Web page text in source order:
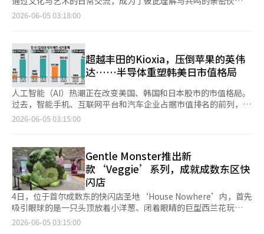
目的工业部需要理解AI半导体行业的特性，并在项目推进中加以反
映。一位业内人士表示：“即使国内无厂企业掌握了技术，如果没
出：“政府需要具体制定支持开发后续验证、量产和需求企业对接
的政策。”对此，工业部部长金正官表示：“我们将不遗余力地支
持研发、验证、量产、金融支持和制度改善，以确保开发的芯片能
够实际应用于汽车等主力行业的成品中。”※ 本报道经人工智能
（AI）系统翻译与编辑。
的会晤中，将重点讨论将英伟达的AI芯片解决方案与家电、机器人
及制造工艺相结合的方案。 在机器人领域的合作也将更加具体
比赛中担任投手和击球手。英伟达正在与斗山的主要子公司进行多
项合作，特别是与斗山机器人合作，计划在明年推出智能机器人解
决方案，并在2028年推出工业用人形机器人。 此外，黄仁勋还将
与NCsoft的代表金宅镇、克拉夫顿的董事长张炳圭等游戏行业人
士会晤，探讨AI PC芯片的合作以及数字人等下一代游戏市场的布
局。 英伟达在服务器端的AI运算领域处于全球领先地位，但在与现
实空间互动的物理AI领域竞争力不足。尽管其拥有强大
的“脑”（GPU），但缺乏驱动和学习所需的“现场数据”。 在
被认为是填补英伟达空白的最佳合作伙伴。 首尔大学计算机工程
系教授张炳卓表示：“黄仁勋的访韩意味着拥有大型制造基础设施
和优质产业数据的韩国，是物理AI生态系统的最佳试验场和战略合
作伙伴。”他指出：“当英伟达强大的计算能力与韩国企业的精密
制造技术和机器人数据结合时，真正的物理AI时代将会到来。”※
本报道经人工智能（AI）系统翻译与编辑。
伴。” 金惠京女士在4日于首尔德寿宫石雕殿举行的韩法建交140
合国军的一员，给予我们自由与和平的重要支持。法国青年们的崇
高牺牲与奉献将永远铭刻在我们人民的心中。在此，我再次表达深
深的感谢。” 她还提到：“法国人民热爱韩国的文化内容和K-
POP，而我们人民也通过维克多·雨果的文学以及莫奈、罗丹的艺
术作品高度评价法国的文学与艺术。希望今天的活动能够成为彼此
心灵相连、融为一体的珍贵时刻。” 当天的活动吸引了包括法国
驻韩国大使菲利普·贝尔图、文化体育观光部部长崔辉永、演员全
智贤、组合Stray Kids的菲利克斯等约80位两国重要人士及外交文
的朝法修好通商条约是两国外交关系的起点。”他还提到：“在今
年4月，埃马纽埃尔·马克龙总统的国宾访韩之际，两国关系提升
为全球战略伙伴关系，这将通过相互交流进一步增强两国的软实
力。” 活动中，女高音乔秀美与法国钢琴家大卫·卡杜希进行了
祝贺演出。 ※ 本报道经人工智能（AI）系统翻译与编辑。
2026-06-05 03:18:00
超越丰田的Kioxia，压倒苹果的英伟
达……半导体重塑韩美日市值格局
人工智能（AI）热潮正在改变美国、韩国和日本股市的市值格局。
过去，智能手机、互联网平台和汽车企业占据市值排名的前列，而
现在，AI半导体和内存企业正在引领市场。 根据韩国交易所的数
因AI半导体需求的扩大而大幅上涨，推动了指数的上升。在此期
间，三星电子的股价上涨了534.7%，SK海力士则上涨了
1037.3%，均大大超过了KOSPI的涨幅。截至6月2日，这两只股票
占KOSPI市值的约52%。 随着AI红利集中在半导体行业，韩国股市
中半导体企业的地位进一步提升。三星电子曾被视为以智能手机为
中心的IT企业，但在AI时代的开启后，成为内存半导体需求扩大的
主要受益者。最近，三星电子已进入全球上市公司市值排名前十，
与全球主要科技巨头竞争。 SK海力士的变化更为戏剧化。作为英
2026-06-05 03:15:00
Gentle Monster推出新
款‘Veggie’系列，成就成数东区快
闪店
4日，位于首尔成数东的快闪店圣地‘House Nowhere’内，首先
吸引眼球的是一只头顶放着小洋葱、闭着眼睛的巨型西兰花玩
偶‘VeggieMon’。店内的空间布置仿佛将田野和农场的景象完
2026-06-05 03:15:00